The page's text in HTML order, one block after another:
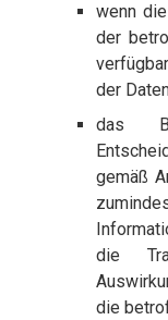
wenn
der
der
das
gemäß
die
die